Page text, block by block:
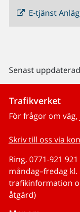
E-tjänst
Senast
Trafikverket
För frågor om
Skriv till oss via
Ring, 0771-921 921
måndag–fredag
trafikinformation
åtgärd)